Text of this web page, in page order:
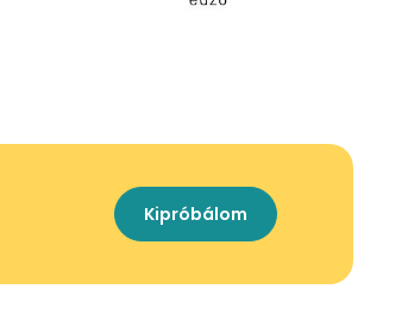
Kipróbálom